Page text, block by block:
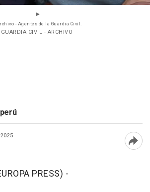
- Agentes de la Guardia Civil.
CIVIL - ARCHIVO
PRESS) -